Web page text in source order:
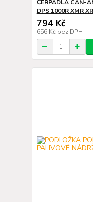
ČERPADLA CAN-
DPS 1000R XMR
794 Kč
656 Kč bez DPH